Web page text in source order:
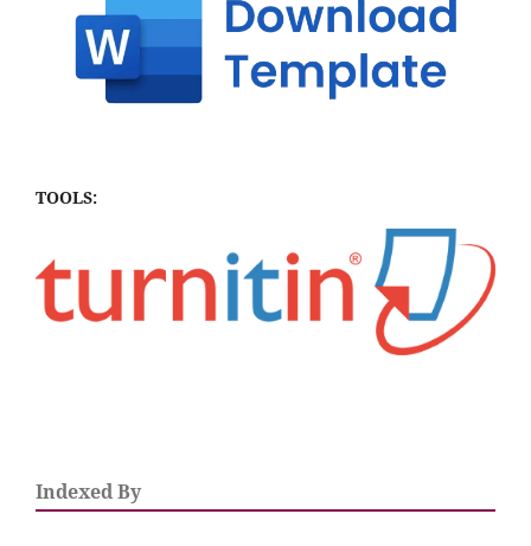
TOOLS:
Indexed By